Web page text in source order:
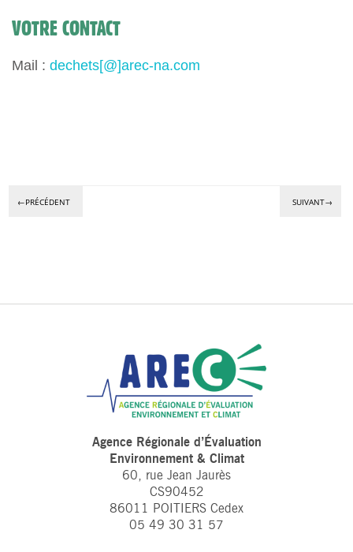
VOTRE CONTACT
Mail : dechets[@]arec-na.com
←PRÉCÉDENT SUIVANT→
Agence Régionale d’Évaluation
Environnement & Climat
60, rue Jean Jaurès
CS90452
86011 POITIERS Cedex
05 49 30 31 57